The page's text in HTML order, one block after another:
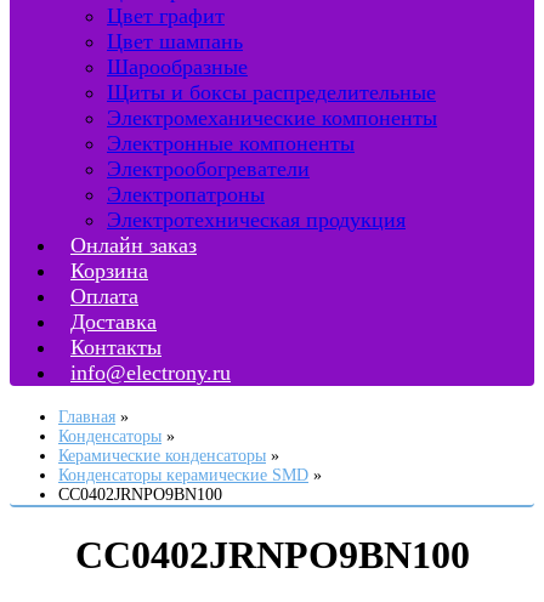
Цвет графит
Цвет шампань
Шарообразные
Щиты и боксы распределительные
Электромеханические компоненты
Электронные компоненты
Электрообогреватели
Электропатроны
Электротехническая продукция
Онлайн заказ
Корзина
Оплата
Доставка
Контакты
info@electrony.ru
Главная
Конденсаторы
Керамические конденсаторы
Конденсаторы керамические SMD
CC0402JRNPO9BN100
CC0402JRNPO9BN100